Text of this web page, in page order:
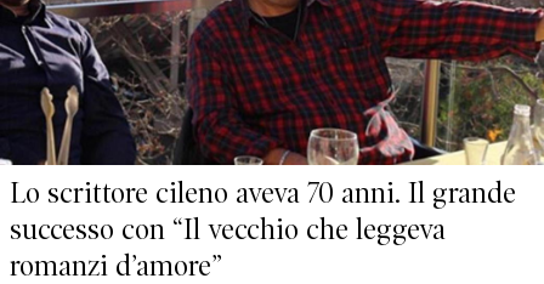
Lo scrittore cileno aveva 70 anni. Il grande
successo con “Il vecchio che leggeva
romanzi d’amore”